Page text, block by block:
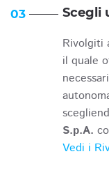
03 Scegli
Rivolgiti
il quale
S.p.A.
Vedi i